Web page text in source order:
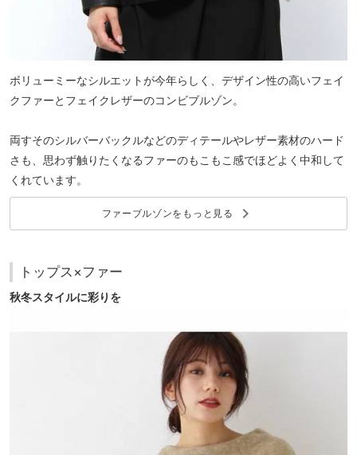
ボリューミーなシルエットが今年らしく、デザイン性の高いフェイ
クファーとフェイクレザーのコンビブルゾン。
両すそのシルバーバックルなどのディテールやレザー素材のハード
さも、思わず触りたくなるファーのもこもこ感でほどよく中和して
くれています。
ファーブルゾンをもっと見る keyboard_arrow_right
トップス×ファー
秋冬スタイルに彩りを